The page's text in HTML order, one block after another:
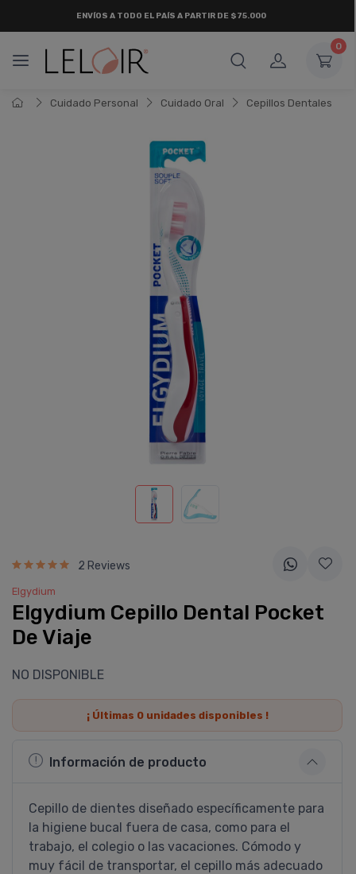
ENVÍOS A TODO EL PAÍS A PARTIR DE $75.000
0
Cuidado Personal Cuidado Oral Cepillos Dentales
2 Reviews
Elgydium
Elgydium Cepillo Dental Pocket
De Viaje
NO DISPONIBLE
¡ Últimas 0unidades disponibles !
Información de producto
Cepillo de dientes diseñado especí­ficamente para
la higiene bucal fuera de casa, como para el
trabajo, el colegio o las vacaciones. Cómodo y
muy fácil de transportar, el cepillo más adecuado